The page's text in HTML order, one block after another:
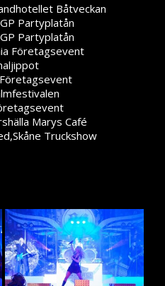
Båtveckan
Partyplatån
Partyplatån
Företagsevent
Marys Café
Truckshow